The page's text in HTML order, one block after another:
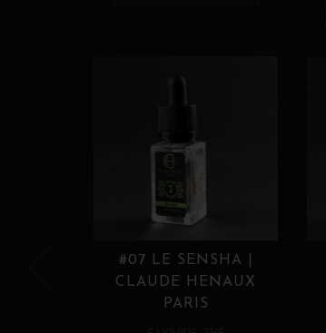
#07 LE SENSHA |
CLAUDE HENAUX
PARIS